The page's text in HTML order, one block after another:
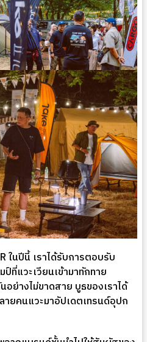
ในปีนี้ เราได้รับการตอบรับ
ที่แวะเวียนเข้ามาทักทาย
ย่างไม่ขาดสาย บูธของเราได้
ยคนแวะมาอัปเดตเทรนด์อุปก